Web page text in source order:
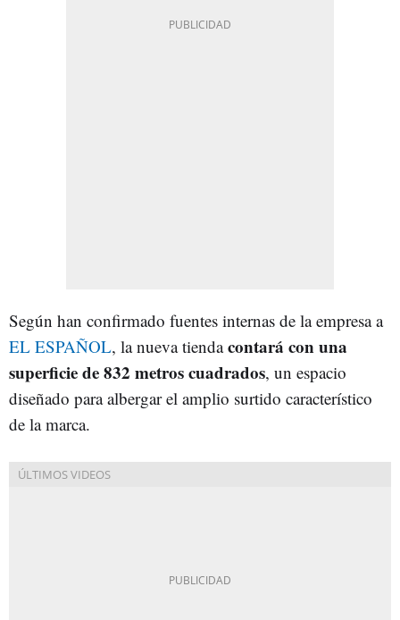
Según han confirmado fuentes internas de la empresa a
EL ESPAÑOL, la nueva tiendacontará con una
superficie de 832 metros cuadrados, un espacio
diseñado para albergar el amplio surtido característico
de la marca.